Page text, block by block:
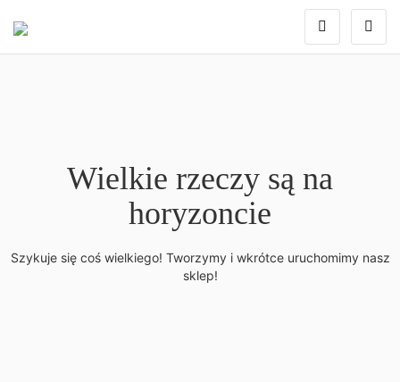
Wielkie rzeczy są na
horyzoncie
Szykuje się coś wielkiego! Tworzymy i wkrótce uruchomimy nasz
sklep!